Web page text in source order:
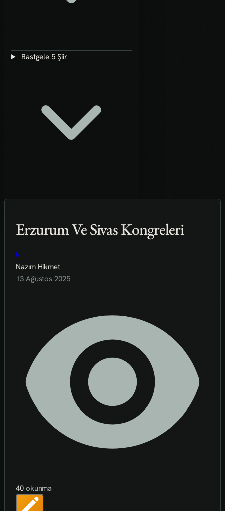
Rastgele 5 Şiir
Erzurum Ve Sivas Kongreleri
N
Nazım Hikmet
13 Ağustos 2025
40 okunma